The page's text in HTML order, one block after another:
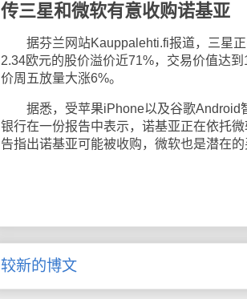
传三星和微软有意收购诺基亚
据芬兰网站Kauppalehti.fi报道，三星正
2.34欧元的股价溢价近71%，交易价值达
价周五放量大涨6%。
据悉，受苹果iPhone以及谷歌Android
银行在一份报告中表示，诺基亚正在依托
告指出诺基亚可能被收购，微软也是潜在的
较新的博文